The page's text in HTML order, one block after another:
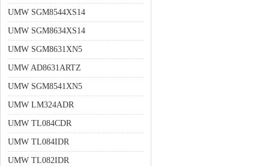
UMW SGM8544XS14
UMW SGM8634XS14
UMW SGM8631XN5
UMW AD8631ARTZ
UMW SGM8541XN5
UMW LM324ADR
UMW TL084CDR
UMW TL084IDR
UMW TL082IDR